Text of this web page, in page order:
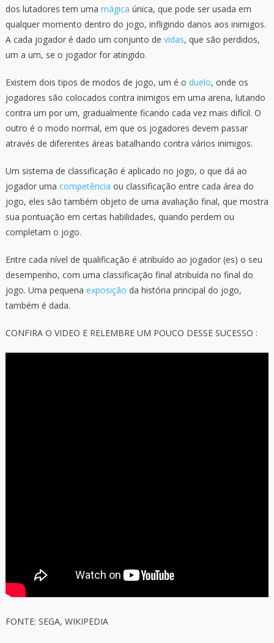
dos lutadores tem uma mágica única, que pode ser usada em
qualquer momento dentro do jogo, infligindo danos aos inimigos.
A cada jogador é dado um conjunto de vidas, que são perdidos,
um a um, se o jogador for atingido.
Existem dois tipos de modos de jogo, um é o duelo, onde os
jogadores são colocados contra inimigos em uma arena, lutando
contra um por um, gradualmente ficando cada vez mais difícil. O
outro é o modo normal, em que os jogadores devem passar
através de diferentes áreas batalhando contra vários inimigos.
Um sistema de classificação é aplicado no jogo, o que dá ao
jogador uma competência ou classificação entre cada área do
jogo, eles são também objeto de uma avaliação final, que mostra
sua pontuação em certas habilidades, quando perdem ou
completam o jogo.
Entre cada nível de qualificação é atribuído ao jogador (es) o seu
desempenho, com uma classificação final atribuída no final do
jogo. Uma pequena exposição da história principal do jogo,
também é dada.
CONFIRA O VIDEO E RELEMBRE UM POUCO DESSE SUCESSO :
FONTE: SEGA, WIKIPEDIA